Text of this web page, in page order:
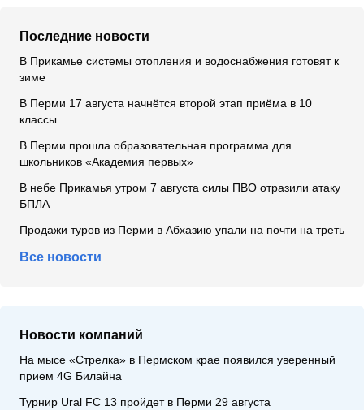
Последние новости
В Прикамье системы отопления и водоснабжения готовят к
зиме
В Перми 17 августа начнётся второй этап приёма в 10
классы
В Перми прошла образовательная программа для
школьников «Академия первых»
В небе Прикамья утром 7 августа силы ПВО отразили атаку
БПЛА
Продажи туров из Перми в Абхазию упали на почти на треть
Все новости
Новости компаний
На мысе «Стрелка» в Пермском крае появился уверенный
прием 4G Билайна
Турнир Ural FC 13 пройдет в Перми 29 августа